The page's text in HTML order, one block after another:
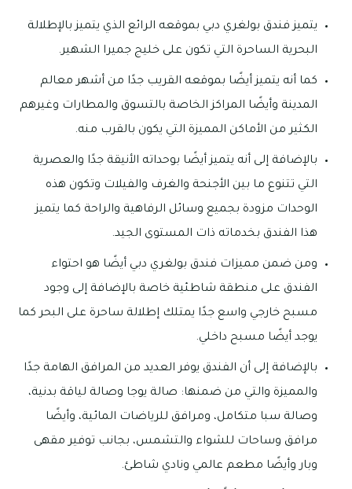
يتميز فندق بولغري دبي بموقعه الرائع الذي يتميز بالإطلالة
البحرية الساحرة التي تكون على خليج جميرا الشهير.
كما أنه يتميز أيضًا بموقعه القريب جدًا من أشهر معالم
المدينة وأيضًا المراكز الخاصة بالتسوق والمطارات وغيرهم
الكثير من الأماكن المميزة التي يكون بالقرب منه.
بالإضافة إلى أنه يتميز أيضًا بوحداته الأنيقة جدًا والعصرية
التي تتنوع ما بين الأجنحة والغرف والفيلات وتكون هذه
الوحدات مزودة بجميع وسائل الرفاهية والراحة كما يتميز
هذا الفندق بخدماته ذات المستوى الجيد.
ومن ضمن مميزات فندق بولغري دبي أيضًا هو احتواء
الفندق على منطقة شاطئية خاصة بالإضافة إلى وجود
مسبح خارجي واسع جدًا يمتلك إطلالة ساحرة على البحر كما
يوجد أيضًا مسبح داخلي.
بالإضافة إلى أن الفندق يوفر العديد من المرافق الهامة جدًا
والمميزة والتي من ضمنها: صالة يوجا وصالة لياقة بدنية،
وصالة سبا متكامل، ومرافق للرياضات المائية، وأيضًا
مرافق وساحات للشواء والتشمس، بجانب توفير مقهى
وبار وأيضًا مطعم عالمي ونادي شاطئ.